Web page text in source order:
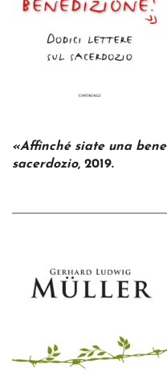
«Affinché siate una
sacerdozio, 2019.